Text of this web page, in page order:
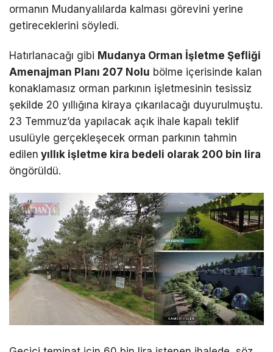
ormanın Mudanyalılarda kalması görevini yerine
getireceklerini söyledi.
Hatırlanacağı gibi Mudanya Orman İşletme Şefliği
Amenajman Planı 207 Nolu bölme içerisinde kalan
konaklamasız orman parkının işletmesinin tesissiz
şekilde 20 yıllığına kiraya çıkarılacağı duyurulmuştu.
23 Temmuz’da yapılacak açık ihale kapalı teklif
usulüyle gerçekleşecek orman parkının tahmin
edilen yıllık işletme kira bedeli olarak 200 bin lira
öngörüldü.